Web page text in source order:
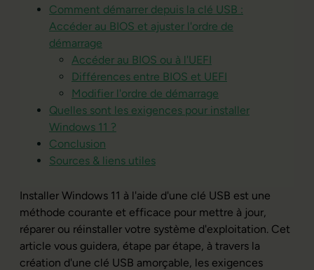
Comment démarrer depuis la clé USB :
Accéder au BIOS et ajuster l'ordre de
démarrage
Accéder au BIOS ou à l'UEFI
Différences entre BIOS et UEFI
Modifier l'ordre de démarrage
Quelles sont les exigences pour installer
Windows 11 ?
Conclusion
Sources & liens utiles
Installer Windows 11 à l'aide d'une clé USB est une
méthode courante et efficace pour mettre à jour,
réparer ou réinstaller votre système d'exploitation. Cet
article vous guidera, étape par étape, à travers la
création d'une clé USB amorçable, les exigences